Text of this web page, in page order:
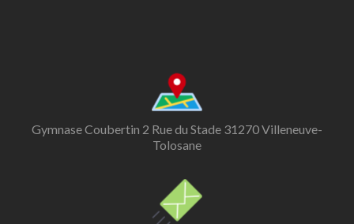
Gymnase Coubertin 2 Rue du Stade 31270 Villeneuve-
Tolosane